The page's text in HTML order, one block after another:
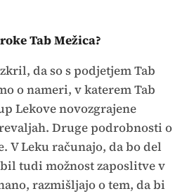
Tab Mežica?
da so s podjetjem Tab
o nameri, v katerem Tab
Lekove novozgrajene
Druge podrobnosti o
V Leku računajo, da bo del
tudi možnost zaposlitve v
razmišljajo o tem, da bi